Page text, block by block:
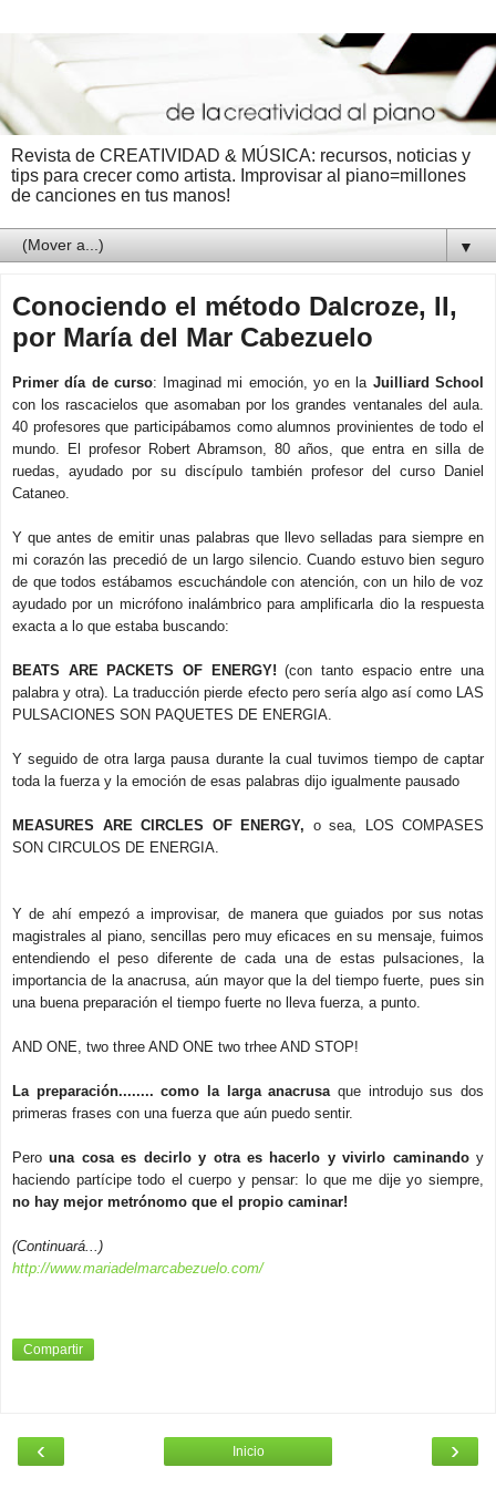
Revista de CREATIVIDAD & MÚSICA: recursos, noticias y
tips para crecer como artista. Improvisar al piano=millones
de canciones en tus manos!
▼
Conociendo el método Dalcroze, II,
por María del Mar Cabezuelo
Primer día de curso: Imaginad mi emoción, yo en la Juilliard School
con los rascacielos que asomaban por los grandes ventanales del aula.
40 profesores que participábamos como alumnos provinientes de todo el
mundo. El profesor Robert Abramson, 80 años, que entra en silla de
ruedas, ayudado por su discípulo también profesor del curso Daniel
Cataneo.
Y que antes de emitir unas palabras que llevo selladas para siempre en
mi corazón las precedió de un largo silencio. Cuando estuvo bien seguro
de que todos estábamos escuchándole con atención, con un hilo de voz
ayudado por un micrófono inalámbrico para amplificarla dio la respuesta
exacta a lo que estaba buscando:
BEATS ARE PACKETS OF ENERGY!(con tanto espacio entre una
palabra y otra). La traducción pierde efecto pero sería algo así como LAS
PULSACIONES SON PAQUETES DE ENERGIA.
Y seguido de otra larga pausa durante la cual tuvimos tiempo de captar
toda la fuerza y la emoción de esas palabras dijo igualmente pausado
MEASURES ARE CIRCLES OF ENERGY, o sea, LOS COMPASES
SON CIRCULOS DE ENERGIA.
Y de ahí empezó a improvisar, de manera que guiados por sus notas
magistrales al piano, sencillas pero muy eficaces en su mensaje, fuimos
entendiendo el peso diferente de cada una de estas pulsaciones, la
importancia de la anacrusa, aún mayor que la del tiempo fuerte, pues sin
una buena preparación el tiempo fuerte no lleva fuerza, a punto.
AND ONE, two three AND ONE two trhee AND STOP!
La preparación........ como la larga anacrusa que introdujo sus dos
primeras frases con una fuerza que aún puedo sentir.
Perouna cosa es decirlo y otra es hacerlo y vivirlo caminandoy
haciendo partícipe todo el cuerpo y pensar: lo que me dije yo siempre,
no hay mejor metrónomo que el propio caminar!
(Continuará...)
http://www.mariadelmarcabezuelo.com/
Compartir
‹ ›
Inicio